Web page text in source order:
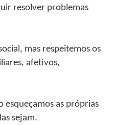
resolver problemas
mas respeitemos os
afetivos,
esqueçamos as próprias
sejam.